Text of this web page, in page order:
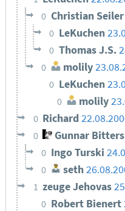
0 Christian Seiler
0 LeKuchen
0 Thomas J.S.
0 molily
0 LeKuchen
0 molily
0 Richard
0 Gunnar
0 Ingo Turski
0 seth
1 zeuge Jehovas
0 Robert Bienert